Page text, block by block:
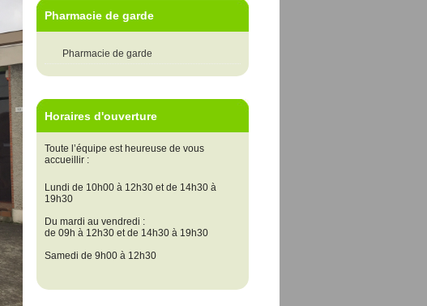
Pharmacie de garde
Pharmacie de garde
Horaires d'ouverture
Toute l’équipe est heureuse de vous
accueillir :
Lundi de 10h00 à 12h30 et de 14h30 à
19h30
Du mardi au vendredi :
de 09h à 12h30 et de 14h30 à 19h30
Samedi de 9h00 à 12h30